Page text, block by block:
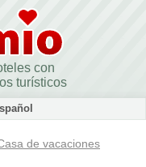
con
turísticos
de vacaciones